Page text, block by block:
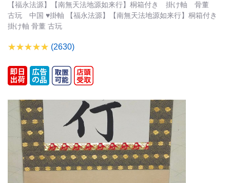
【福永法源】【南無天法地源如来行】桐箱付き 掛け軸 骨董
古玩 中国 ♥掛軸 【福永法源】【南無天法地源如来行】桐箱付き
掛け軸 骨董 古玩
(2630)